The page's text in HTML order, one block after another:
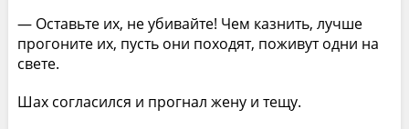
— Оставьте их, не убивайте! Чем казнить, лучше
прогоните их, пусть они походят, поживут одни на
свете.
Шах согласился и прогнал жену и тещу.